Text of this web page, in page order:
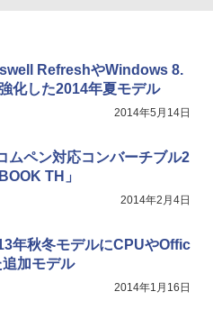
RefreshやWindows 8.
化した2014年夏モデル
2014年5月14日
ムペン対応コンバーチブル2
TH」
2014年2月4日
年秋冬モデルにCPUやOffic
加モデル
2014年1月16日